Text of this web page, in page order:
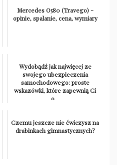
Mercedes O580 (Travego) -
opinie, spalanie, cena, wymiary
Wydobądź jak najwięcej ze
swojego ubezpieczenia
samochodowego: proste
wskazówki, które zapewnią Ci
o...
Czemu jeszcze nie ćwiczysz na
drabinkach gimnastycznych?